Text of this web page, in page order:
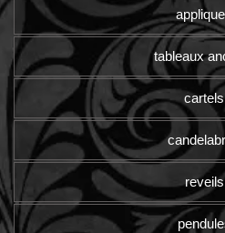
tableaux
cartels
reveils